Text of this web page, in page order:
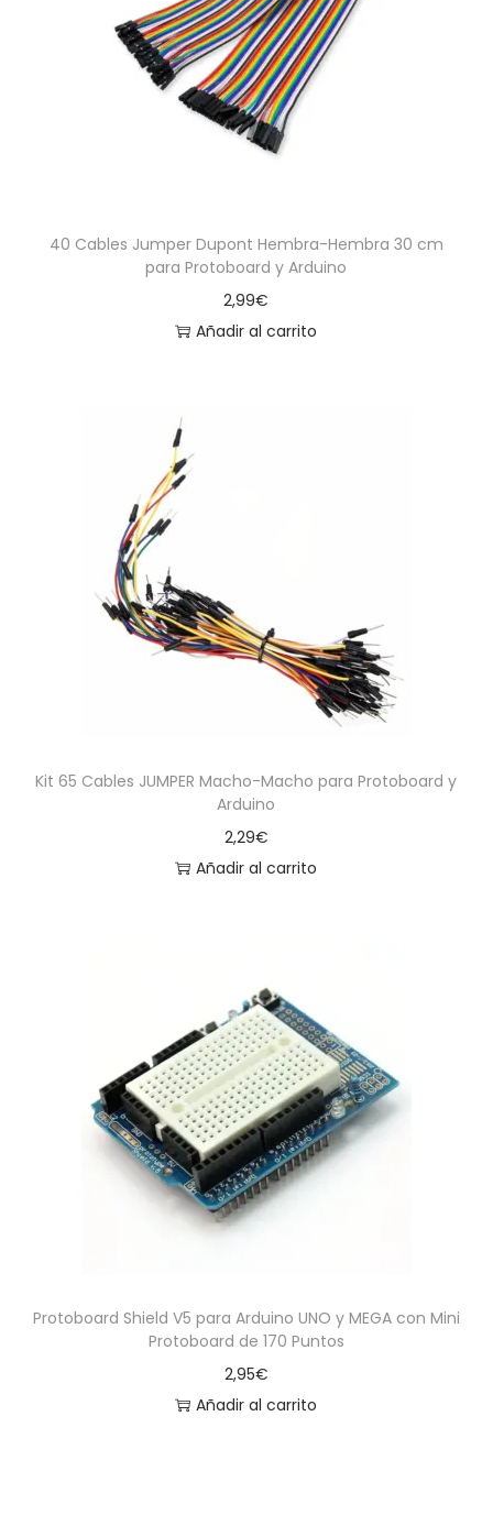
40 Cables Jumper Dupont Hembra-Hembra 30 cm
para Protoboard y Arduino
2,99€
Añadir al carrito
Kit 65 Cables JUMPER Macho-Macho para Protoboard y
Arduino
2,29€
Añadir al carrito
Protoboard Shield V5 para Arduino UNO y MEGA con Mini
Protoboard de 170 Puntos
2,95€
Añadir al carrito